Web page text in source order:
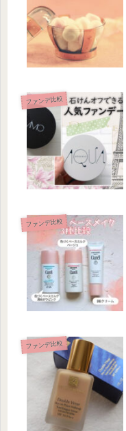
ファンデ比較
ファンデ比較
ファンデ比較